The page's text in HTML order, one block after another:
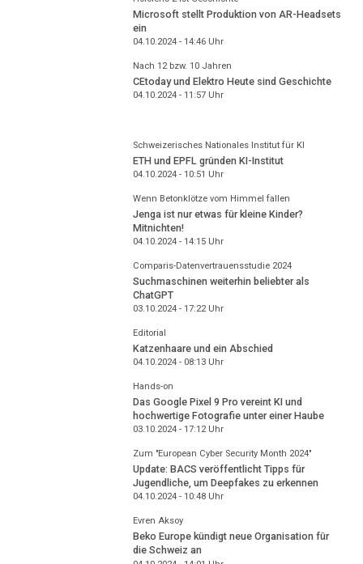
Microsoft stellt Produktion von AR-Headsets
ein
04.10.2024 - 14:46Uhr
Nach 12 bzw. 10 Jahren
CEtoday und Elektro Heute sind Geschichte
04.10.2024 - 11:57Uhr
Schweizerisches Nationales Institut für KI
ETH und EPFL gründen KI-Institut
04.10.2024 - 10:51 Uhr
Wenn Betonklötze vom Himmel fallen
Jenga ist nur etwas für kleine Kinder?
Mitnichten!
04.10.2024 - 14:15Uhr
Comparis-Datenvertrauensstudie 2024
Suchmaschinen weiterhin beliebter als
ChatGPT
03.10.2024 - 17:22Uhr
Editorial
Katzenhaare und ein Abschied
04.10.2024 - 08:13Uhr
Hands-on
Das Google Pixel 9 Pro vereint KI und
hochwertige Fotografie unter einer Haube
03.10.2024 - 17:12Uhr
Zum "European Cyber Security Month 2024"
Update: BACS veröffentlicht Tipps für
Jugendliche, um Deepfakes zu erkennen
04.10.2024 - 10:48Uhr
Evren Aksoy
Beko Europe kündigt neue Organisation für
die Schweiz an